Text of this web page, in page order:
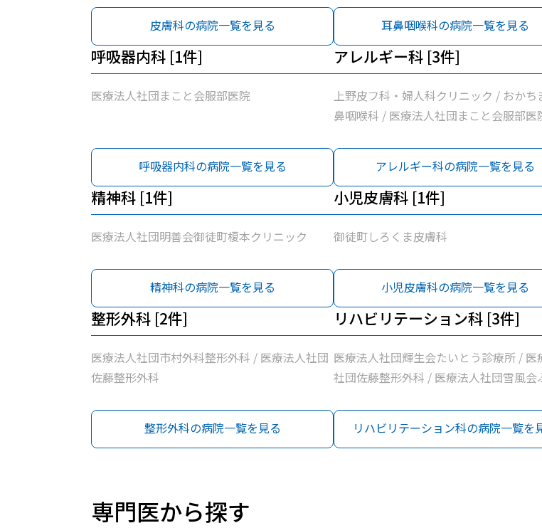
皮膚科の病院一覧を見る 耳鼻咽喉科の病院一覧を見る
呼吸器内科 [1件]
医療法人社団まこと会服部医院
呼吸器内科の病院一覧を見る
アレルギー科 [3件]
上野皮フ科・婦人科クリニック / おかち
鼻咽喉科 / 医療法人社団まこと会服部医
アレルギー科の病院一覧を見る
精神科 [1件]
医療法人社団明善会御徒町榎本クリニック
精神科の病院一覧を見る
小児皮膚科 [1件]
御徒町しろくま皮膚科
小児皮膚科の病院一覧を見る
整形外科 [2件]
医療法人社団市村外科整形外科 / 医療法人社団
佐藤整形外科
整形外科の病院一覧を見る
リハビリテーション科 [3件]
医療法人社団輝生会たいとう診療所 / 医
社団佐藤整形外科 / 医療法人社団雪風会
リハビリテーション科の病院一覧を
専門医から探す